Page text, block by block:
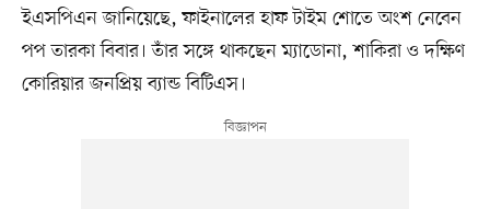
ইএসপিএন জানিয়েছে, ফাইনালের হাফ টাইম শোতে অংশ নেবেন
পপ তারকা বিবার। তাঁর সঙ্গে থাকছেন ম্যাডোনা, শাকিরা ও দক্ষিণ
কোরিয়ার জনপ্রিয় ব্যান্ড বিটিএস।